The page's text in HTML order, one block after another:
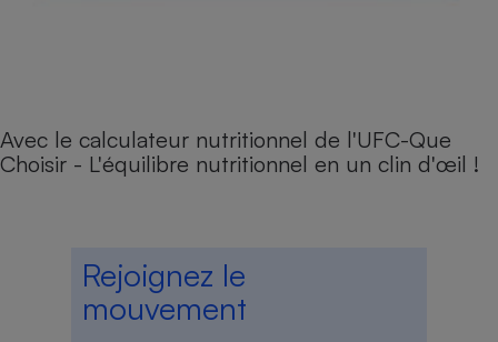
Avec le calculateur nutritionnel de l'UFC-Que
Choisir - L'équilibre nutritionnel en un clin d'œil !
Rejoignez le
mouvement